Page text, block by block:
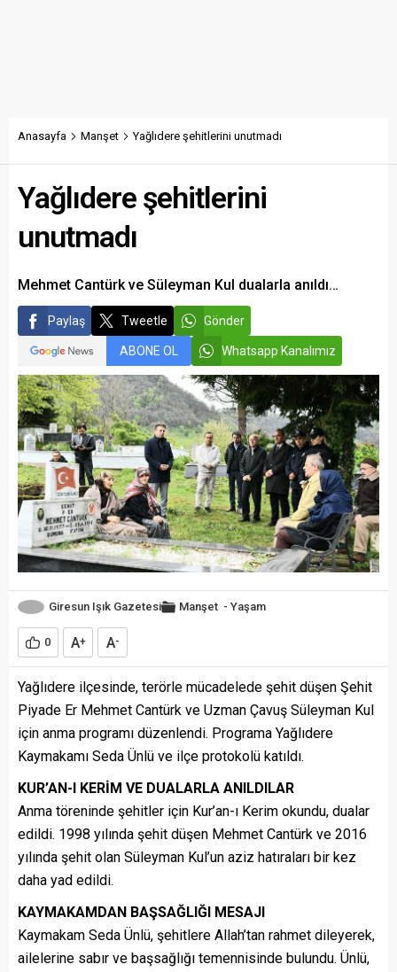
Anasayfa Manşet Yağlıdere şehitlerini unutmadı
Yağlıdere şehitlerini
unutmadı
Mehmet Cantürk ve Süleyman Kul dualarla anıldı…
Paylaş Tweetle Gönder
ABONE OL Whatsapp Kanalımız
Giresun Işık Gazetesi Manşet - Yaşam
0 A+ A-
Yağlıdere ilçesinde, terörle mücadelede şehit düşen Şehit
Piyade Er Mehmet Cantürk ve Uzman Çavuş Süleyman Kul
için anma programı düzenlendi. Programa Yağlıdere
Kaymakamı Seda Ünlü ve ilçe protokolü katıldı.
KUR’AN-I KERİM VE DUALARLA ANILDILAR
Anma töreninde şehitler için Kur’an-ı Kerim okundu, dualar
edildi. 1998 yılında şehit düşen Mehmet Cantürk ve 2016
yılında şehit olan Süleyman Kul’un aziz hatıraları bir kez
daha yad edildi.
KAYMAKAMDAN BAŞSAĞLIĞI MESAJI
Kaymakam Seda Ünlü, şehitlere Allah’tan rahmet dileyerek,
ailelerine sabır ve başsağlığı temennisinde bulundu. Ünlü,